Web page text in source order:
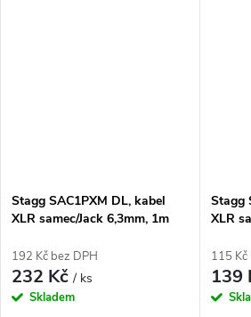
Stagg SAC1PXM DL, kabel
XLR samec/Jack 6,3mm, 1m
192 Kč bez DPH
232 Kč/ ks
Skladem
Stagg
XLR
115 Kč
139